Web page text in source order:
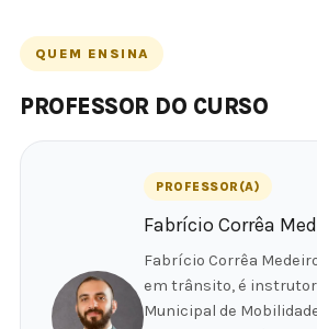
QUEM ENSINA
PROFESSOR DO CURSO
PROFESSOR(A)
Fabrício Corrêa
Fabrício Corrêa
em trânsito, é
Municipal de